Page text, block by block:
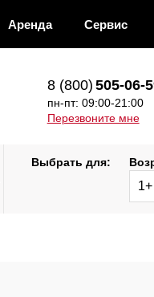
Аренда Сервис
8 (800) 505-06-
пн-пт: 09:00-21:00
Перезвоните мне
Выбрать для:
1+